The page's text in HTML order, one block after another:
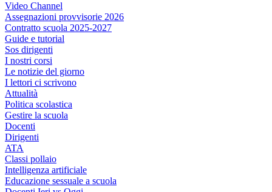
Video Channel
Assegnazioni provvisorie 2026
Contratto scuola 2025-2027
Guide e tutorial
Sos dirigenti
I nostri corsi
Le notizie del giorno
I lettori ci scrivono
Attualità
Politica scolastica
Gestire la scuola
Docenti
Dirigenti
ATA
Classi pollaio
Intelligenza artificiale
Educazione sessuale a scuola